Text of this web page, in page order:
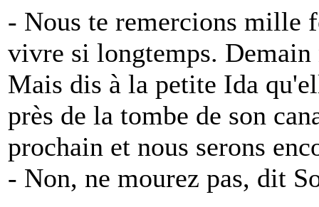
- Nous te remercions mille
vivre si longtemps.
Mais dis à la petite Ida
près de la tombe de son
prochain et nous serons
- Non, ne mourez pas, dit